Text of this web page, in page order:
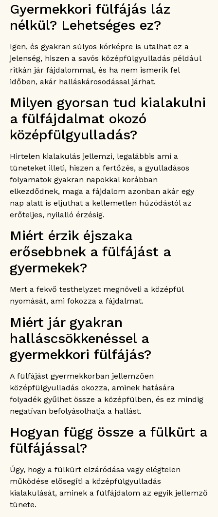
Gyermekkori fülfájás láz
nélkül? Lehetséges ez?
Igen, és gyakran súlyos kórképre is utalhat ez a
jelenség, hiszen a savós középfülgyulladás például
ritkán jár fájdalommal, és ha nem ismerik fel
időben, akár halláskárosodással járhat.
Milyen gyorsan tud kialakulni
a fülfájdalmat okozó
középfülgyulladás?
Hirtelen kialakulás jellemzi, legalábbis ami a
tüneteket illeti, hiszen a fertőzés, a gyulladásos
folyamatok gyakran napokkal korábban
elkezdődnek, maga a fájdalom azonban akár egy
nap alatt is eljuthat a kellemetlen húzódástól az
erőteljes, nyilalló érzésig.
Miért érzik éjszaka
erősebbnek a fülfájást a
gyermekek?
Mert a fekvő testhelyzet megnöveli a középfül
nyomását, ami fokozza a fájdalmat.
Miért jár gyakran
halláscsökkenéssel a
gyermekkori fülfájás?
A fülfájást gyermekkorban jellemzően
középfülgyulladás okozza, aminek hatására
folyadék gyűlhet össze a középfülben, és ez mindig
negatívan befolyásolhatja a hallást.
Hogyan függ össze a fülkürt a
fülfájással?
Úgy, hogy a fülkürt elzáródása vagy elégtelen
működése elősegíti a középfülgyulladás
kialakulását, aminek a fülfájdalom az egyik jellemző
tünete.